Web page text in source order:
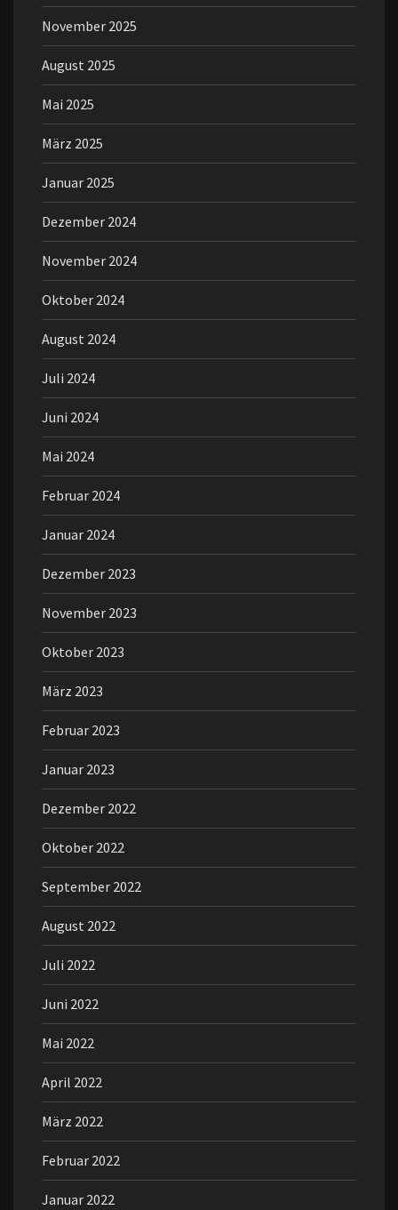
November 2025
August 2025
Mai 2025
März 2025
Januar 2025
Dezember 2024
November 2024
Oktober 2024
August 2024
Juli 2024
Juni 2024
Mai 2024
Februar 2024
Januar 2024
Dezember 2023
November 2023
Oktober 2023
März 2023
Februar 2023
Januar 2023
Dezember 2022
Oktober 2022
September 2022
August 2022
Juli 2022
Juni 2022
Mai 2022
April 2022
März 2022
Februar 2022
Januar 2022